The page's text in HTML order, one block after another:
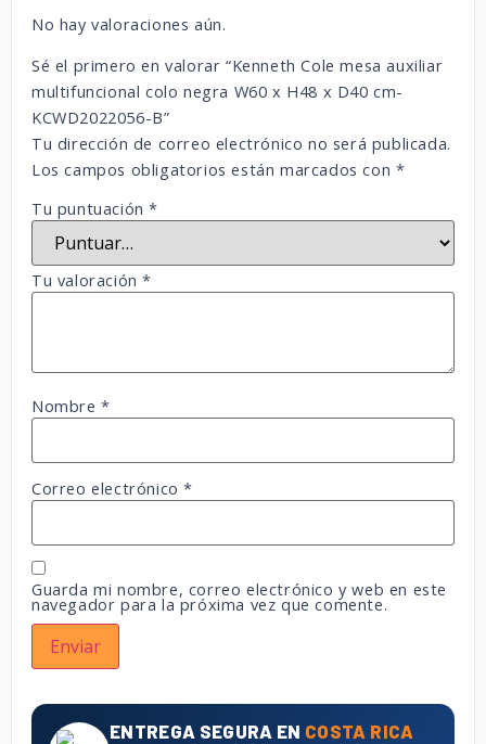
No hay valoraciones aún.
Sé el primero en valorar “Kenneth Cole mesa auxiliar
multifuncional colo negra W60 x H48 x D40 cm-
KCWD2022056-B”
Tu dirección de correo electrónico no será publicada.
Los campos obligatorios están marcados con *
Tu puntuación*
Tu valoración*
Nombre*
Correo electrónico*
Guarda mi nombre, correo electrónico y web en este
navegador para la próxima vez que comente.
ENTREGA SEGURA EN COSTA RICA